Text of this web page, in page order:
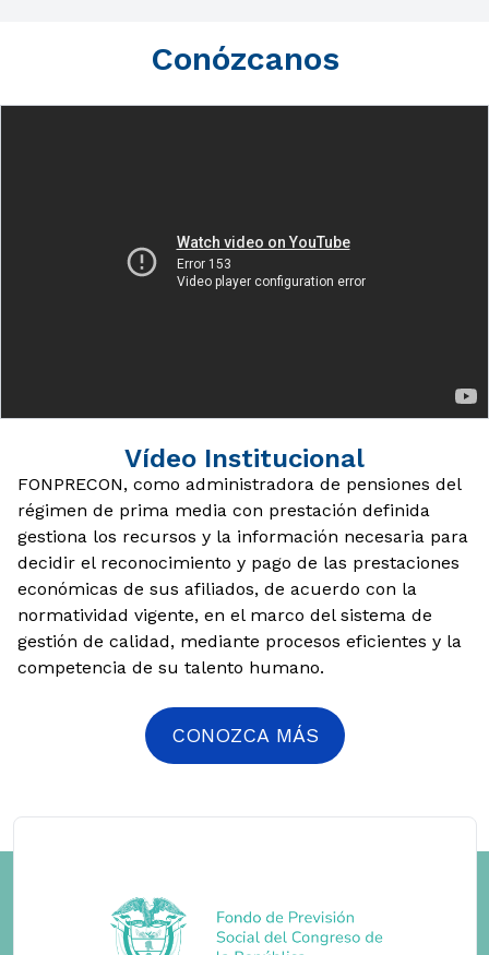
Conózcanos
Vídeo Institucional
FONPRECON, como administradora de pensiones del
régimen de prima media con prestación definida
gestiona los recursos y la información necesaria para
decidir el reconocimiento y pago de las prestaciones
económicas de sus afiliados, de acuerdo con la
normatividad vigente, en el marco del sistema de
gestión de calidad, mediante procesos eficientes y la
competencia de su talento humano.
CONOZCA MÁS